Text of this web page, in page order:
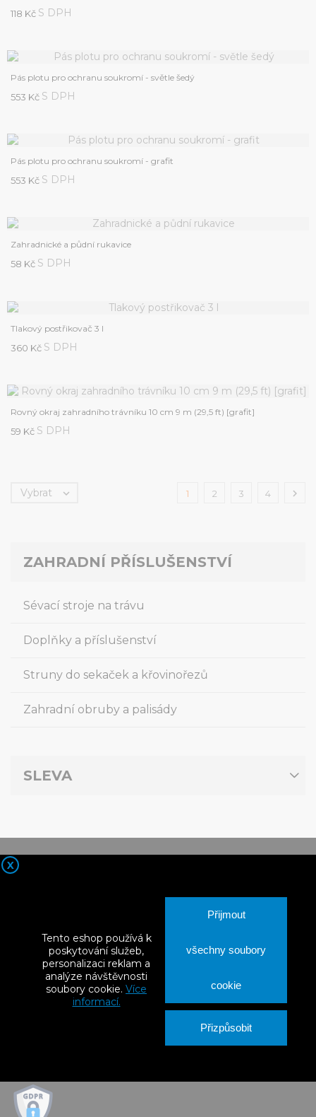
ZAHRADNÍ PŘÍSLUŠENSTVÍ
Sévací stroje na trávu
Doplňky a příslušenství
Struny do sekaček a křovinořezů
Zahradní obruby a palisády
SLEVA
118 Kč S DPH
Pás plotu pro ochranu soukromí - světle šedý
553 Kč S DPH
Pás plotu pro ochranu soukromí - grafit
553 Kč S DPH
Zahradnické a půdní rukavice
58 Kč S DPH
Tlakový postřikovač 3 l
360 Kč S DPH
Rovný okraj zahradního trávníku 10 cm 9 m (29,5 ft) [grafit]
59 Kč S DPH
Vybrat  1 2 3 4 
Kontaktní údaje
Nortia Products